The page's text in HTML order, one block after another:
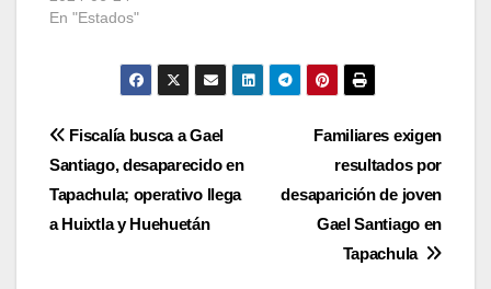
En "Estados"
Navegación
de
entradas
Familiares exigen
resultados por
desaparición de joven
Gael Santiago en
Tapachula
Fiscalía busca a Gael
Santiago, desaparecido en
Tapachula; operativo llega
a Huixtla y Huehuetán